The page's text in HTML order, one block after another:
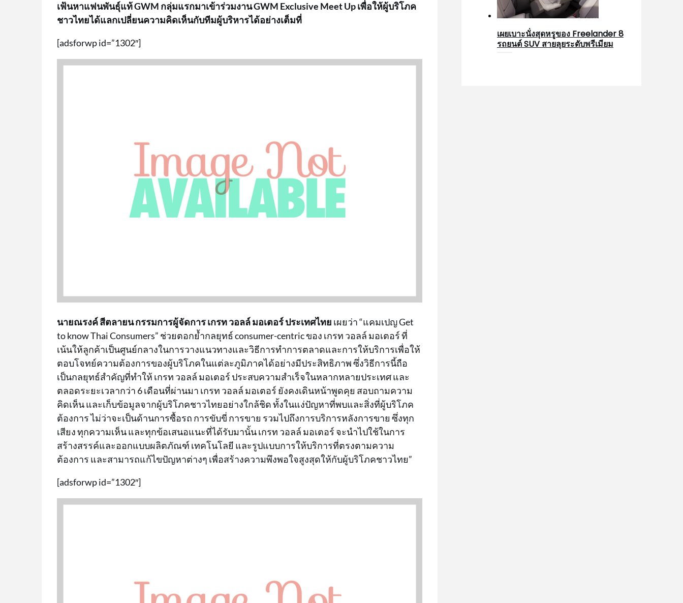
เฟ้นหาแฟนพันธุ์แท้ GWM กลุ่มแรกมาเข้าร่วมงาน GWM Exclusive Meet Up เพื่อให้ผู้บริโภค
ชาวไทยได้แลกเปลี่ยนความคิดเห็นกับทีมผู้บริหารได้อย่างเต็มที่
[adsforwp id=”1302″]
นายณรงค์ สีตลายน กรรมการผู้จัดการ เกรท วอลล์ มอเตอร์ ประเทศไทย เผยว่า “แคมเปญ Get
to know Thai Consumers” ช่วยตอกย้ำกลยุทธ์ consumer-centric ของ เกรท วอลล์ มอเตอร์ ที่
เน้นให้ลูกค้าเป็นศูนย์กลางในการวางแนวทางและวิธีการทำการตลาดและการให้บริการเพื่อให้
ตอบโจทย์ความต้องการของผู้บริโภคในแต่ละภูมิภาคได้อย่างมีประสิทธิภาพ ซึ่งวิธีการนี้ถือ
เป็นกลยุทธ์สำคัญที่ทำให้ เกรท วอลล์ มอเตอร์ ประสบความสำเร็จในหลากหลายประเทศ และ
ตลอดระยะเวลากว่า 6 เดือนที่ผ่านมา เกรท วอลล์ มอเตอร์ ยังคงเดินหน้าพูดคุย สอบถามความ
คิดเห็น และเก็บข้อมูลจากผู้บริโภคชาวไทยอย่างใกล้ชิด ทั้งในแง่ปัญหาที่พบและสิ่งที่ผู้บริโภค
ต้องการ ไม่ว่าจะเป็นด้านการซื้อรถ การขับขี่ การขาย รวมไปถึงการบริการหลังการขาย ซึ่งทุก
เสียง ทุกความเห็น และทุกข้อเสนอแนะที่ได้รับมานั้น เกรท วอลล์ มอเตอร์ จะนำไปใช้ในการ
สร้างสรรค์และออกแบบผลิตภัณฑ์ เทคโนโลยี และรูปแบบการให้บริการที่ตรงตามความ
ต้องการ และสามารถแก้ไขปัญหาต่างๆ เพื่อสร้างความพึงพอใจสูงสุดให้กับผู้บริโภคชาวไทย”
[adsforwp id=”1302″]
เผยเบาะนั่งสุดหรูของ Freelander 8
รถยนต์ SUV สายลุยระดับพรีเมียม